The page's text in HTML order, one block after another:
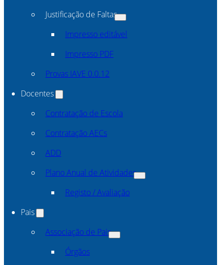
Justificação de Faltas
Impresso editável
Impresso PDF
Provas IAVE 0.0.12
Docentes
Contratação de Escola
Contratação AECs
ADD
Plano Anual de Atividades
Registo / Avaliação
Pais
Associação de Pais
Órgãos